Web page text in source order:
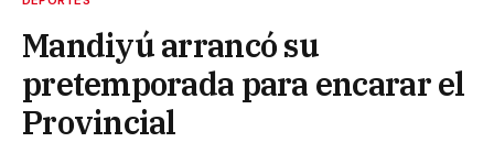
Mandiyú arrancó su
pretemporada para encarar el
Provincial